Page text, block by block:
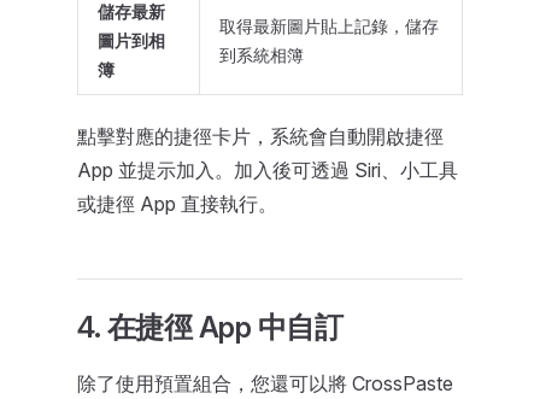
儲存最新
圖片到相
簿
取得最新圖片貼上記錄，儲存
到系統相簿
點擊對應的捷徑卡片，系統會自動開啟捷徑
App 並提示加入。加入後可透過 Siri、小工具
或捷徑 App 直接執行。
4. 在捷徑 App 中自訂
除了使用預置組合，您還可以將 CrossPaste